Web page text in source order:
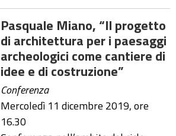
Pasquale Miano, “Il progetto
di architettura per i paesaggi
archeologici come cantiere di
idee e di costruzione”
Conferenza
Mercoledì 11 dicembre 2019, ore
16.30